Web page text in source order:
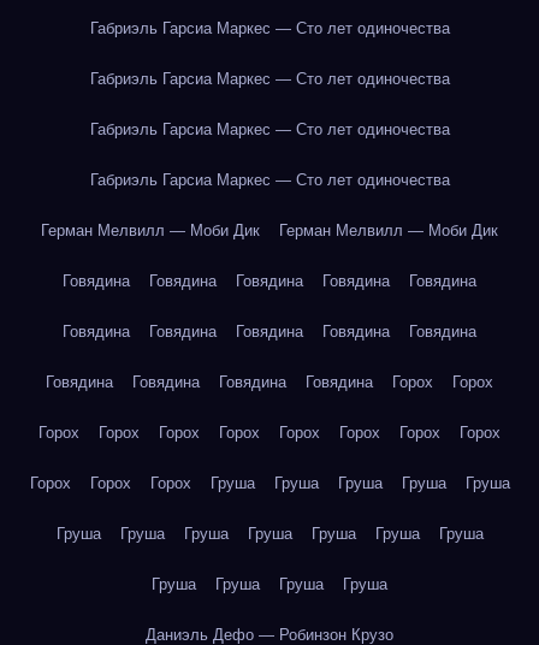
Габриэль Гарсиа Маркес — Сто лет одиночества
Габриэль Гарсиа Маркес — Сто лет одиночества
Габриэль Гарсиа Маркес — Сто лет одиночества
Габриэль Гарсиа Маркес — Сто лет одиночества
Герман Мелвилл — Моби Дик Герман Мелвилл — Моби Дик
Говядина Говядина Говядина Говядина Говядина
Говядина Говядина Говядина Говядина Говядина
Говядина Говядина Говядина Говядина Горох Горох
Горох Горох Горох Горох Горох Горох Горох Горох
Горох Горох Горох Груша Груша Груша Груша Груша
Груша Груша Груша Груша Груша Груша Груша
Груша Груша Груша Груша
Даниэль Дефо — Робинзон Крузо